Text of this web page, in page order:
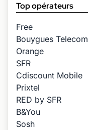
Top opérateurs
Free
Bouygues Telecom
Orange
SFR
Cdiscount Mobile
Prixtel
RED by SFR
B&You
Sosh